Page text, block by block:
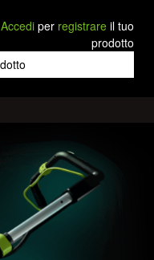
Accedi per registrare il tuo
prodotto